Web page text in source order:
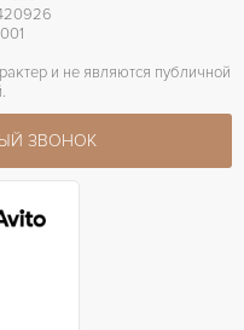
и не являются публичной
ЗВОНОК